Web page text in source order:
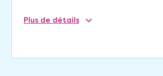
En guise de
Plusde détails